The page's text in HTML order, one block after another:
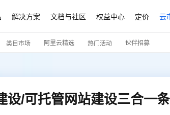
解决方案 文档与社区 权益中心 定价 云
类目市场 阿里云精选 热门活动 伙伴招募